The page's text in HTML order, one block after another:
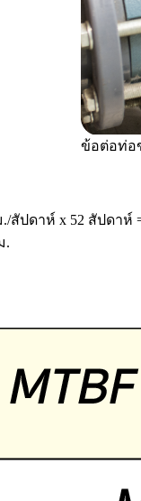
ข้อต่อท่อ
สัปดาห์ x 52 สัปดาห์
.